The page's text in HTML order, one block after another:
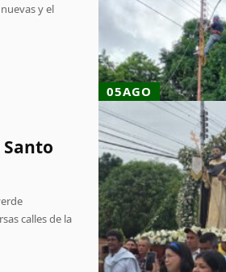
05AGO
y el
calles de la